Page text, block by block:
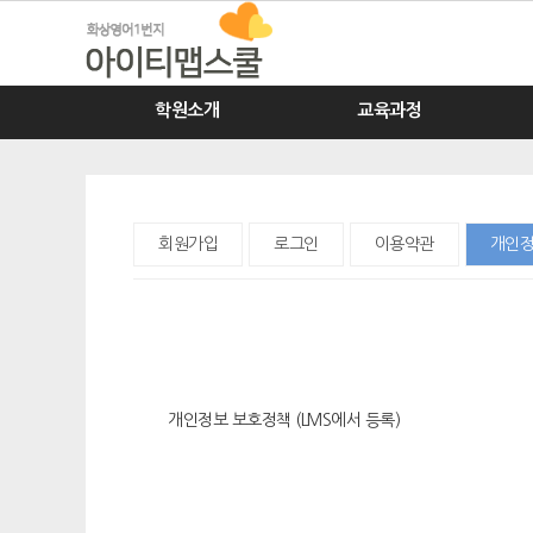
학원소개 교육과정
회원가입 로그인 이용약관 개인
개인정보 보호정책 (LMS에서 등록)​